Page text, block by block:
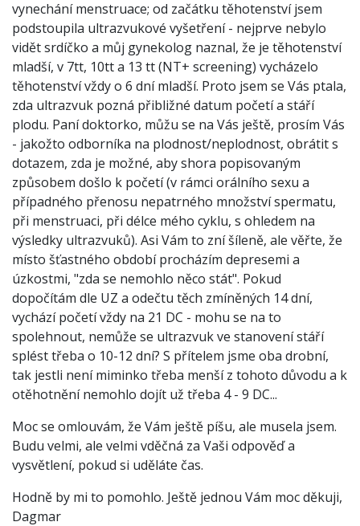
vynechání menstruace; od začátku těhotenství jsem
podstoupila ultrazvukové vyšetření - nejprve nebylo
vidět srdíčko a můj gynekolog naznal, že je těhotenství
mladší, v 7tt, 10tt a 13 tt (NT+ screening) vycházelo
těhotenství vždy o 6 dní mladší. Proto jsem se Vás ptala,
zda ultrazvuk pozná přibližné datum početí a stáří
plodu. Paní doktorko, můžu se na Vás ještě, prosím Vás
- jakožto odborníka na plodnost/neplodnost, obrátit s
dotazem, zda je možné, aby shora popisovaným
způsobem došlo k početí (v rámci orálního sexu a
případného přenosu nepatrného množství spermatu,
při menstruaci, při délce mého cyklu, s ohledem na
výsledky ultrazvuků). Asi Vám to zní šíleně, ale věřte, že
místo šťastného období procházím depresemi a
úzkostmi, "zda se nemohlo něco stát". Pokud
dopočítám dle UZ a odečtu těch zmíněných 14 dní,
vychází početí vždy na 21 DC - mohu se na to
spolehnout, nemůže se ultrazvuk ve stanovení stáří
splést třeba o 10-12 dní? S přítelem jsme oba drobní,
tak jestli není miminko třeba menší z tohoto důvodu a k
otěhotnění nemohlo dojít už třeba 4 - 9 DC...
Moc se omlouvám, že Vám ještě píšu, ale musela jsem.
Budu velmi, ale velmi vděčná za Vaši odpověď a
vysvětlení, pokud si uděláte čas.
Hodně by mi to pomohlo. Ještě jednou Vám moc děkuji,
Dagmar